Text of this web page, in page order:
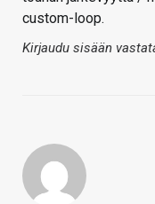
custom-loop.
Kirjaudu sisään